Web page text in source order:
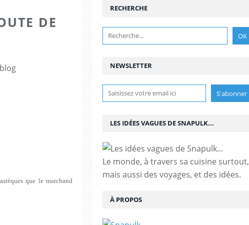
DE
que le marchand
NEWSLETTER
RECHERCHE
LES IDÉES VAGUES DE SNAPULK...
Le monde, à travers sa cuisine surtout,
mais aussi des voyages, et des idées.
À PROPOS